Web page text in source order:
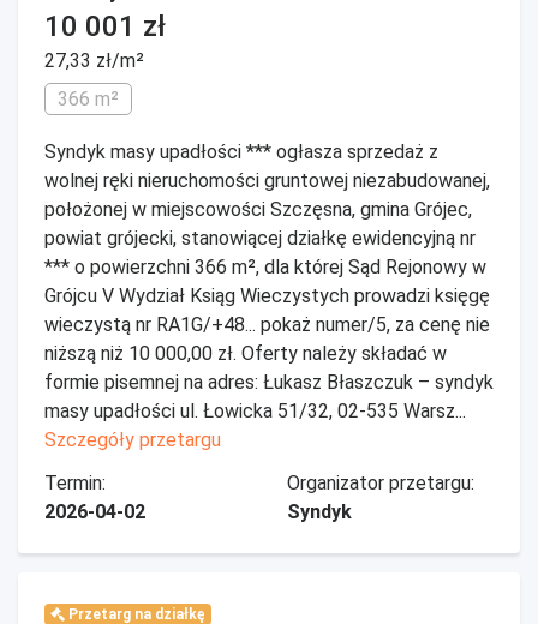
10 001 zł
27,33 zł/m²
366 m²
Syndyk masy upadłości *** ogłasza sprzedaż z
wolnej ręki nieruchomości gruntowej niezabudowanej,
położonej w miejscowości Szczęsna, gmina Grójec,
powiat grójecki, stanowiącej działkę ewidencyjną nr
*** o powierzchni 366 m², dla której Sąd Rejonowy w
Grójcu V Wydział Ksiąg Wieczystych prowadzi księgę
wieczystą nr RA1G/+48... pokaż numer/5, za cenę nie
niższą niż 10 000,00 zł. Oferty należy składać w
formie pisemnej na adres: Łukasz Błaszczuk – syndyk
masy upadłości ul. Łowicka 51/32, 02-535 Warsz...
Szczegóły przetargu
Termin:
2026-04-02
Organizator przetargu:
Syndyk
Przetarg na działkę